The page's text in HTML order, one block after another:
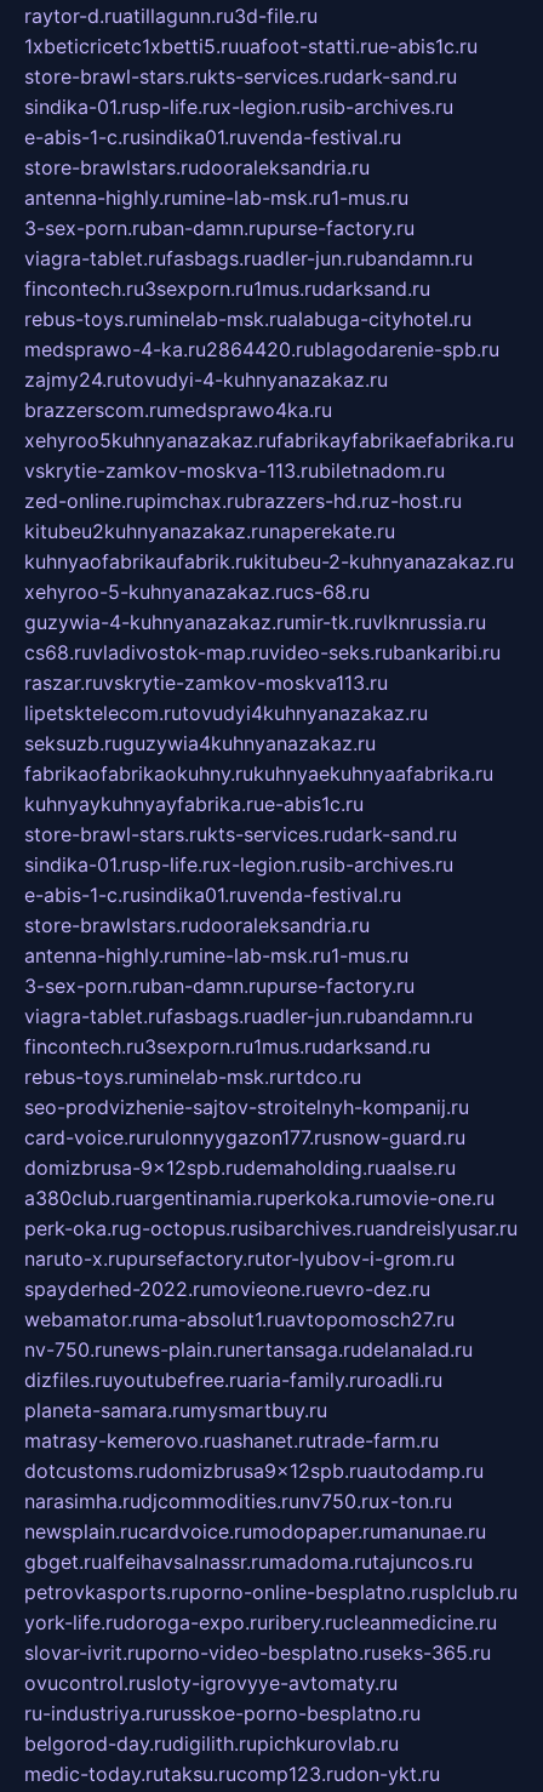
raytor-d.ruatillagunn.ru3d-file.ru
1xbeticricetc1xbetti5.ruuafoot-statti.rue-abis1c.ru
store-brawl-stars.rukts-services.rudark-sand.ru
sindika-01.rusp-life.rux-legion.rusib-archives.ru
e-abis-1-c.rusindika01.ruvenda-festival.ru
store-brawlstars.rudooraleksandria.ru
antenna-highly.rumine-lab-msk.ru1-mus.ru
3-sex-porn.ruban-damn.rupurse-factory.ru
viagra-tablet.rufasbags.ruadler-jun.rubandamn.ru
fincontech.ru3sexporn.ru1mus.rudarksand.ru
rebus-toys.ruminelab-msk.rualabuga-cityhotel.ru
medsprawo-4-ka.ru2864420.rublagodarenie-spb.ru
zajmy24.rutovudyi-4-kuhnyanazakaz.ru
brazzerscom.rumedsprawo4ka.ru
xehyroo5kuhnyanazakaz.rufabrikayfabrikaefabrika.ru
vskrytie-zamkov-moskva-113.rubiletnadom.ru
zed-online.rupimchax.rubrazzers-hd.ruz-host.ru
kitubeu2kuhnyanazakaz.runaperekate.ru
kuhnyaofabrikaufabrik.rukitubeu-2-kuhnyanazakaz.ru
xehyroo-5-kuhnyanazakaz.rucs-68.ru
guzywia-4-kuhnyanazakaz.rumir-tk.ruvlknrussia.ru
cs68.ruvladivostok-map.ruvideo-seks.rubankaribi.ru
raszar.ruvskrytie-zamkov-moskva113.ru
lipetsktelecom.rutovudyi4kuhnyanazakaz.ru
seksuzb.ruguzywia4kuhnyanazakaz.ru
fabrikaofabrikaokuhny.rukuhnyaekuhnyaafabrika.ru
kuhnyaykuhnyayfabrika.rue-abis1c.ru
store-brawl-stars.rukts-services.rudark-sand.ru
sindika-01.rusp-life.rux-legion.rusib-archives.ru
e-abis-1-c.rusindika01.ruvenda-festival.ru
store-brawlstars.rudooraleksandria.ru
antenna-highly.rumine-lab-msk.ru1-mus.ru
3-sex-porn.ruban-damn.rupurse-factory.ru
viagra-tablet.rufasbags.ruadler-jun.rubandamn.ru
fincontech.ru3sexporn.ru1mus.rudarksand.ru
rebus-toys.ruminelab-msk.rurtdco.ru
seo-prodvizhenie-sajtov-stroitelnyh-kompanij.ru
card-voice.rurulonnyygazon177.rusnow-guard.ru
domizbrusa-9x12spb.rudemaholding.ruaalse.ru
a380club.ruargentinamia.ruperkoka.rumovie-one.ru
perk-oka.rug-octopus.rusibarchives.ruandreislyusar.ru
naruto-x.rupursefactory.rutor-lyubov-i-grom.ru
spayderhed-2022.rumovieone.ruevro-dez.ru
webamator.ruma-absolut1.ruavtopomosch27.ru
nv-750.runews-plain.runertansaga.rudelanalad.ru
dizfiles.ruyoutubefree.ruaria-family.ruroadli.ru
planeta-samara.rumysmartbuy.ru
matrasy-kemerovo.ruashanet.rutrade-farm.ru
dotcustoms.rudomizbrusa9x12spb.ruautodamp.ru
narasimha.rudjcommodities.runv750.rux-ton.ru
newsplain.rucardvoice.rumodopaper.rumanunae.ru
gbget.rualfeihavsalnassr.rumadoma.rutajuncos.ru
petrovkasports.ruporno-online-besplatno.rusplclub.ru
york-life.rudoroga-expo.ruribery.rucleanmedicine.ru
slovar-ivrit.ruporno-video-besplatno.ruseks-365.ru
ovucontrol.rusloty-igrovyye-avtomaty.ru
ru-industriya.rurusskoe-porno-besplatno.ru
belgorod-day.rudigilith.rupichkurovlab.ru
medic-today.rutaksu.rucomp123.rudon-ykt.ru